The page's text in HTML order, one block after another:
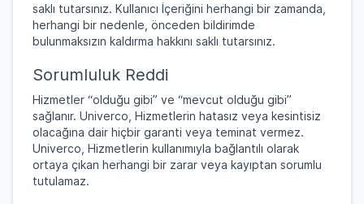
saklı tutarsınız. Kullanıcı İçeriğini herhangi bir zamanda,
herhangi bir nedenle, önceden bildirimde
bulunmaksızın kaldırma hakkını saklı tutarsınız.
Sorumluluk Reddi
Hizmetler “olduğu gibi” ve “mevcut olduğu gibi”
sağlanır. Univerco, Hizmetlerin hatasız veya kesintisiz
olacağına dair hiçbir garanti veya teminat vermez.
Univerco, Hizmetlerin kullanımıyla bağlantılı olarak
ortaya çıkan herhangi bir zarar veya kayıptan sorumlu
tutulamaz.